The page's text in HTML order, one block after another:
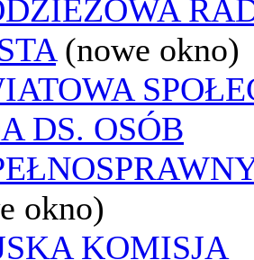
(nowe okno)
DS. OSÓB
okno)
KOMISJA